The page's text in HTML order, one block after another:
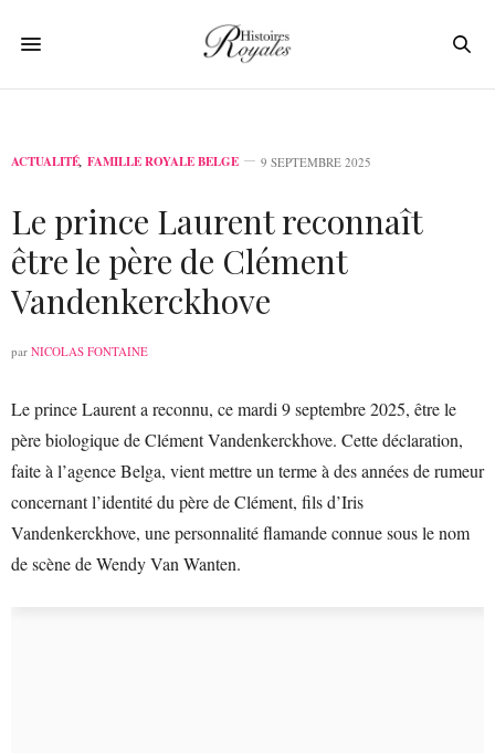
ACTUALITÉ, FAMILLE ROYALE BELGE 9 SEPTEMBRE 2025
Le prince Laurent reconnaît
être le père de Clément
Vandenkerckhove
par NICOLAS FONTAINE
Le prince Laurent a reconnu, ce mardi 9 septembre 2025, être le
père biologique de Clément Vandenkerckhove. Cette déclaration,
faite à l’agence Belga, vient mettre un terme à des années de rumeur
concernant l’identité du père de Clément, fils d’Iris
Vandenkerckhove, une personnalité flamande connue sous le nom
de scène de Wendy Van Wanten.